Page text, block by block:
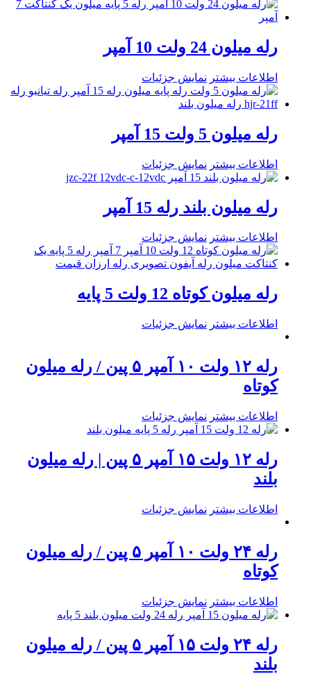
رله میلون 24 ولت 10 آمپر
اطلاعات بیشتر نمایش جزئیات
رله میلون 5 ولت 15 آمپر
اطلاعات بیشتر نمایش جزئیات
رله میلون بلند رله 15 آمپر
اطلاعات بیشتر نمایش جزئیات
رله میلون کوتاه 12 ولت 5 پایه
اطلاعات بیشتر نمایش جزئیات
رله ۱۲ ولت ۱۰ آمپر ۵ پین / رله میلون
کوتاه
اطلاعات بیشتر نمایش جزئیات
رله ۱۲ ولت ۱۵ آمپر ۵ پین | رله میلون
بلند
اطلاعات بیشتر نمایش جزئیات
رله ۲۴ ولت ۱۰ آمپر ۵ پین / رله میلون
کوتاه
اطلاعات بیشتر نمایش جزئیات
رله ۲۴ ولت ۱۵ آمپر ۵ پین / رله میلون
بلند